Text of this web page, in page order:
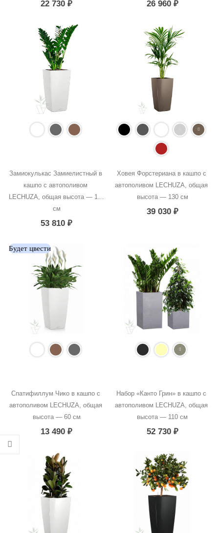
22 730₽ 26 960 ₽
Замиокулькас Замиелистный в
кашпо с автополивом
LECHUZA, общая высота — 150
см
53 810₽
Ховея Форстериана в кашпо с
автополивом LECHUZA, общая
высота — 130 см
39 030 ₽
Будет цвести
Спатифиллум Чико в кашпо с
автополивом LECHUZA, общая
высота — 60 см
13 490₽
Набор «Канто Грин» в кашпо с
автополивом LECHUZA, общая
высота — 110 см
52 730 ₽